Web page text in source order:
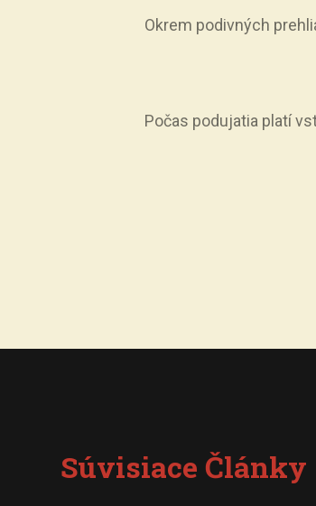
Okrem podivných
Počas podujatia platí
Súvisiace Články